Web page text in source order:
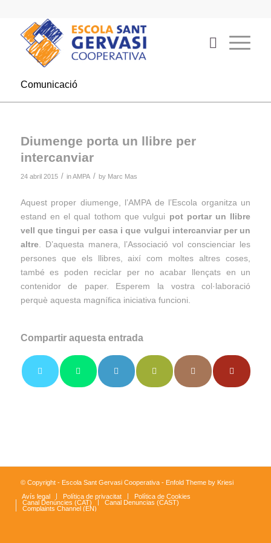
Comunicació
Diumenge porta un llibre per
intercanviar
24 abril 2015 / inAMPA / by Marc Mas
Aquest proper diumenge, l’AMPA de l’Escola organitza un
estand en el qual tothom que vulgui pot portar un llibre
vell que tingui per casa i que vulgui intercanviar per un
altre. D’aquesta manera, l’Associació vol conscienciar les
persones que els llibres, així com moltes altres coses,
també es poden reciclar per no acabar llençats en un
contenidor de paper. Esperem la vostra col·laboració
perquè aquesta magnífica iniciativa funcioni.
Compartir aquesta entrada
© Copyright - Escola Sant Gervasi Cooperativa - Enfold Theme by Kriesi
Avís legal
Política de privacitat
Política de Cookies
Canal Denúncies (CAT)
Canal Denuncias (CAST)
Complaints Channel (EN)